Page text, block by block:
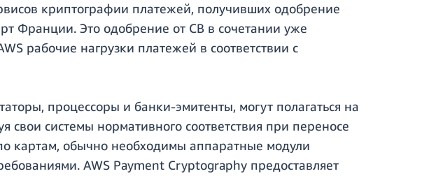
криптографии платежей, получивших одобрение
Франции. Это одобрение от CB в сочетании уже
рабочие нагрузки платежей в соответствии с
процессоры и банки-эмитенты, могут полагаться на
свои системы нормативного соответствия при переносе
картам, обычно необходимы аппаратные модули
AWS Payment Cryptography предоставляет